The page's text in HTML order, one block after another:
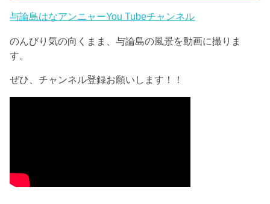
与論島はなアンニャーYou Tubeチャンネル
のんびり気の向くまま、与論島の風景を動画に撮りま
す。
ぜひ、チャンネル登録お願いします！！